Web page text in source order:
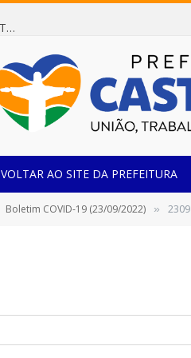
Dispensa de Licitação 078/2026 (AQUISIÇÃO DE AGENTE REDUTOR LÍQUIDO AUTOMOTIVO – ARLA 32, PARA ATENDER A FROTA OFICIAL DE VEÍCULOS DA SECRETARIA MUNICIPAL DE EDUCAÇÃO DO MUNICÍPIO DE CASTANHAL/PA)
VOLTAR AO SITE DA PREFEITURA
Boletim COVID-19 (23/09/2022) » 2309